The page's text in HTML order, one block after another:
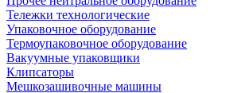
Тележки технологические
Упаковочное оборудование
Термоупаковочное оборудование
Вакуумные упаковщики
Клипсаторы
Мешкозашивочные машины